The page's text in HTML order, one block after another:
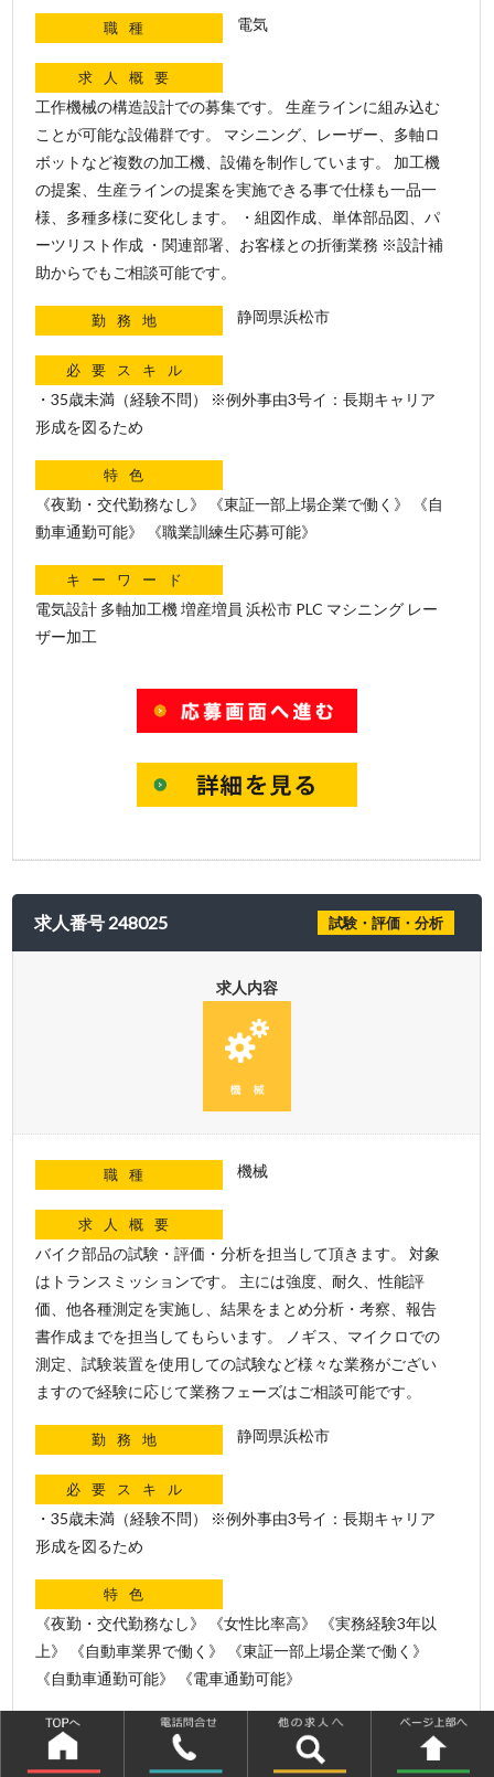
職種 電気
求人概要
工作機械の構造設計での募集です。 生産ラインに組み込む
ことが可能な設備群です。 マシニング、レーザー、多軸ロ
ボットなど複数の加工機、設備を制作しています。 加工機
の提案、生産ラインの提案を実施できる事で仕様も一品一
様、多種多様に変化します。 ・組図作成、単体部品図、パ
ーツリスト作成 ・関連部署、お客様との折衝業務 ※設計補
助からでもご相談可能です。
勤務地 静岡県浜松市
必要スキル
・35歳未満（経験不問） ※例外事由3号イ：長期キャリア
形成を図るため
特色
《夜勤・交代勤務なし》 《東証一部上場企業で働く》 《自
動車通勤可能》 《職業訓練生応募可能》
キーワード
電気設計 多軸加工機 増産増員 浜松市 PLC マシニング レー
ザー加工
求人番号 248025 試験・評価・分析
求人内容
職種 機械
求人概要
バイク部品の試験・評価・分析を担当して頂きます。 対象
はトランスミッションです。 主には強度、耐久、性能評
価、他各種測定を実施し、結果をまとめ分析・考察、報告
書作成までを担当してもらいます。 ノギス、マイクロでの
測定、試験装置を使用しての試験など様々な業務がござい
ますので経験に応じて業務フェーズはご相談可能です。
勤務地 静岡県浜松市
必要スキル
・35歳未満（経験不問） ※例外事由3号イ：長期キャリア
形成を図るため
特色
《夜勤・交代勤務なし》 《女性比率高》 《実務経験3年以
上》 《自動車業界で働く》 《東証一部上場企業で働く》
《自動車通勤可能》 《電車通勤可能》
キーワード
自働車 浜松市 試験評価 解析 設計 開発 トランスミッション